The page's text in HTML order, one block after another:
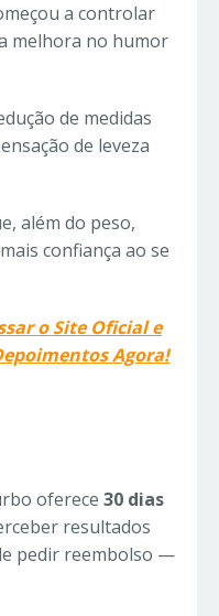
a controlar
melhora no humor
de medidas
de leveza
além do peso,
confiança ao se
o Site Oficial e
Agora!
oferece 30 dias
resultados
pedir reembolso —